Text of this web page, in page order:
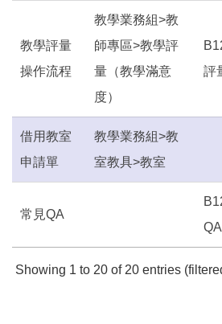
教學評量
操作流程
教學業務組>教
師專區>教學評
量（教學滿意
度）
評
借用教室
申請單
教學業務組>教
室教具>教室
常見QA
QA
Showing 1 to 20 of 20 entries